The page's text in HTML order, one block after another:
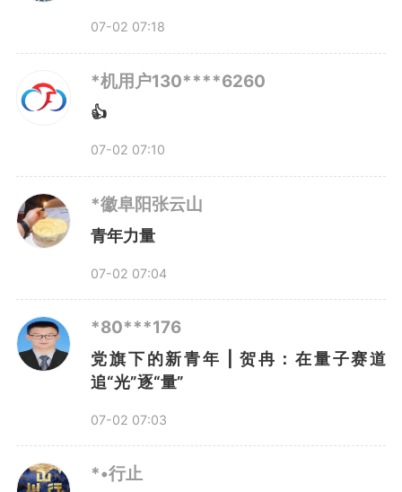
07-02 07:18
*机用户130****6260
👍
07-02 07:10
*徽阜阳张云山
青年力量
07-02 07:04
*80***176
党旗下的新青年 | 贺冉：在量子赛道
追“光”逐“量”
07-02 07:03
*•行止